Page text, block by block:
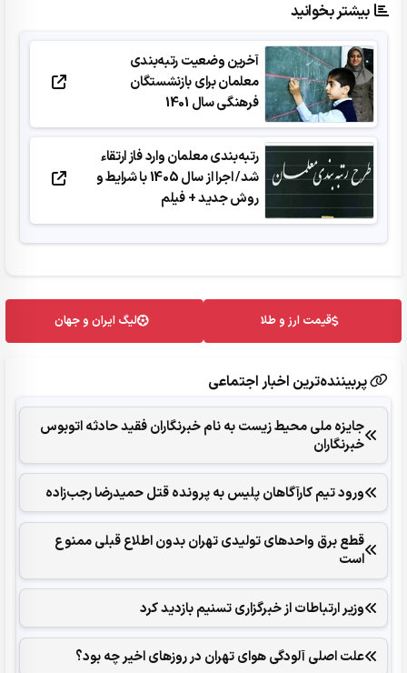
بیشتر بخوانید
آخرین وضعیت رتبه‌بندی
معلمان برای بازنشستگان
فرهنگی سال 1401
رتبه‌بندی معلمان وارد فاز ارتقاء
شد/ اجرا از سال 1405 با شرایط و
روش جدید + فیلم
قیمت ارز و طلا لیگ ایران و جهان
پربیننده‌ترین اخبار اجتماعی
جایزه ملی محیط زیست به نام خبرنگاران فقید حادثه اتوبوس
خبرنگاران
ورود تیم کارآگاهان پلیس به پرونده قتل حمیدرضا رجب‌زاده
قطع برق واحدهای تولیدی تهران بدون اطلاع قبلی ممنوع
است
وزیر ارتباطات از خبرگزاری تسنیم بازدید کرد
علت اصلی آلودگی هوای تهران در روزهای اخیر چه بود؟